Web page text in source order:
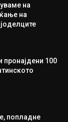
на
на
пронајдени 100
попладне